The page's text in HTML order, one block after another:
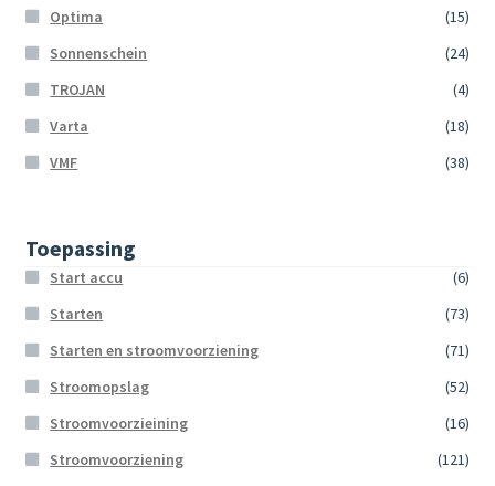
Optima
(15)
Sonnenschein
(24)
TROJAN
(4)
Varta
(18)
VMF
(38)
Toepassing
Start accu
(6)
Starten
(73)
Starten en stroomvoorziening
(71)
Stroomopslag
(52)
Stroomvoorzieining
(16)
Stroomvoorziening
(121)